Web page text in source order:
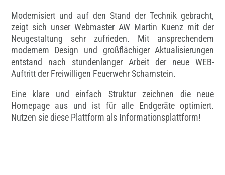
Modernisiert und auf den Stand der Technik gebracht,
zeigt sich unser Webmaster AW Martin Kuenz mit der
Neugestaltung sehr zufrieden. Mit ansprechendem
modernem Design und großflächiger Aktualisierungen
entstand nach stundenlanger Arbeit der neue WEB-
Auftritt der Freiwilligen Feuerwehr Scharnstein.
Eine klare und einfach Struktur zeichnen die neue
Homepage aus und ist für alle Endgeräte optimiert.
Nutzen sie diese Plattform als Informationsplattform!